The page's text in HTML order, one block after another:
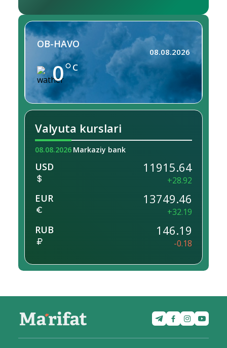
OB-HAVO
0 C
08.08.2026
Valyuta kurslari
08.08.2026 Markaziy bank
USD 11915.64
+28.92
EUR 13749.46
+32.19
RUB 146.19
-0.18